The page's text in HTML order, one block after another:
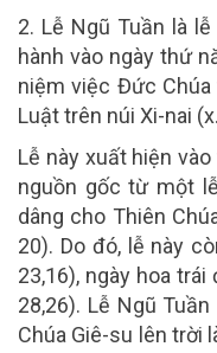
2. Lễ Ngũ Tuần là
hành vào ngày thứ
niệm việc Đức Chúa
Luật trên núi Xi-nai
Lễ này xuất hiện
nguồn gốc từ một
dâng cho Thiên
20). Do đó, lễ này
23,16), ngày hoa
28,26). Lễ Ngũ
Chúa Giê-su lên trời